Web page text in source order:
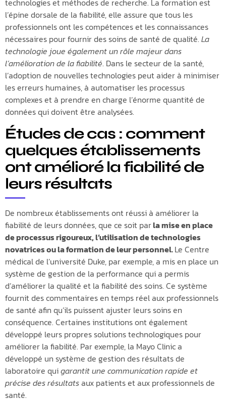
technologies et méthodes de recherche. La formation est
l’épine dorsale de la fiabilité, elle assure que tous les
professionnels ont les compétences et les connaissances
nécessaires pour fournir des soins de santé de qualité. La
technologie joue également un rôle majeur dans
l’amélioration de la fiabilité. Dans le secteur de la santé,
l’adoption de nouvelles technologies peut aider à minimiser
les erreurs humaines, à automatiser les processus
complexes et à prendre en charge l’énorme quantité de
données qui doivent être analysées.
Études de cas : comment
quelques établissements
ont amélioré la fiabilité de
leurs résultats
De nombreux établissements ont réussi à améliorer la
fiabilité de leurs données, que ce soit parla mise en place
de processus rigoureux, l’utilisation de technologies
novatrices ou la formation de leur personnel.Le Centre
médical de l’université Duke, par exemple, a mis en place un
système de gestion de la performance qui a permis
d’améliorer la qualité et la fiabilité des soins. Ce système
fournit des commentaires en temps réel aux professionnels
de santé afin qu’ils puissent ajuster leurs soins en
conséquence. Certaines institutions ont également
développé leurs propres solutions technologiques pour
améliorer la fiabilité. Par exemple, la Mayo Clinic a
développé un système de gestion des résultats de
laboratoire quigarantit une communication rapide et
précise des résultatsaux patients et aux professionnels de
santé.